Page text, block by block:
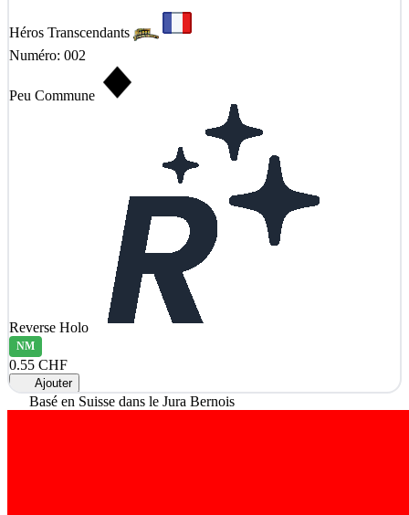
Héros Transcendants
Numéro: 002
Peu Commune
Reverse Holo
NM
0.55 CHF
Ajouter
Basé en Suisse dans le Jura Bernois